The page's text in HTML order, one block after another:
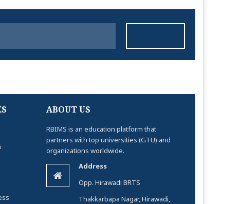
ABOUT US
RBIMS is an education platform that
partners with top universities (GTU) and
organizations worldwide.
Address
Opp. Hirawadi BRTS
Thakkarbapa Nagar, Hirawadi,